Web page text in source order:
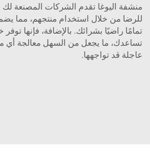
منشفة اليوغا تقدم الشركات المصنعة لك
للرضا من خلال استخدام منتجهم، مما
تمامًا راضيًا بشرائك. بالإضافة، فإنها
تساعدك، ما يجعل من السهل معالجة أي
عاجلة قد تواجهها.